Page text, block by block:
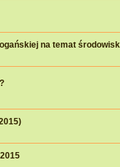
na temat